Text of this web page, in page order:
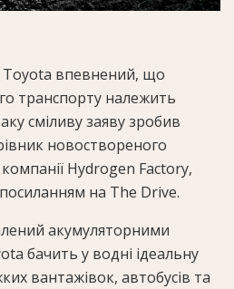
Toyota впевнений, що
транспорту належить
сміливу заяву зробив
новоствореного
Hydrogen Factory,
на The Drive.
акумуляторними
бачить у водні ідеальну
вантажівок, автобусів та